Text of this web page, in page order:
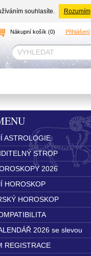
souhlasíte. Rozumím
ASTROLOGIE
STROP
2026
HOROSKOP
HOROSKOP
2026 se slevou
REGISTRACE
Přihlášení
Nákupní košík (0)